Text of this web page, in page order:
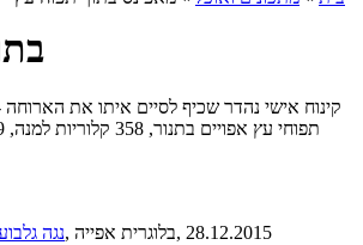
קינוח אישי נהדר שכיף לסיים איתו את
תפוחי עץ אפויים בתנור, 358 קלוריות למנה, 149 קלוריות ל-100 גרם
נגה , בלוגרית אפייה, 28.12.2015